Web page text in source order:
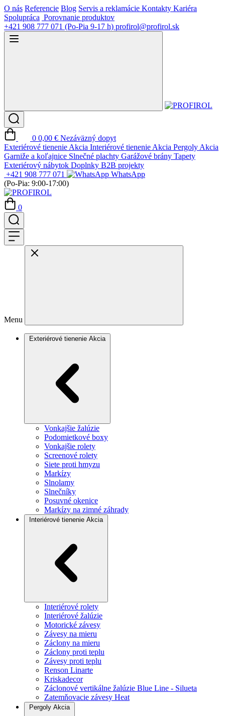
O nás Referencie Blog Servis a reklamácie Kontakty Kariéra
Spolupráca Porovnanie produktov
+421 908 777 071 (Po-Pia 9-17 h) profirol@profirol.sk
0 0,00 € Nezáväzný dopyt
Exteriérové tienenie Akcia Interiérové tienenie Akcia Pergoly Akcia
Garniže a koľajnice Slnečné plachty Garážové brány Tapety
Exteriérový nábytok Doplnky B2B projekty
+421 908 777 071
WhatsApp
(Po-Pia: 9:00-17:00)
0
Menu
Exteriérové tienenie Akcia
Vonkajšie žalúzie
Podomietkové boxy
Vonkajšie rolety
Screenové rolety
Siete proti hmyzu
Markízy
Slnolamy
Slnečníky
Posuvné okenice
Markízy na zimné záhrady
Interiérové tienenie Akcia
Interiérové rolety
Interiérové žalúzie
Motorické závesy
Závesy na mieru
Záclony na mieru
Záclony proti teplu
Závesy proti teplu
Renson Linarte
Kriskadecor
Záclonové vertikálne žalúzie Blue Line - Silueta
Zatemňovacie závesy Heat
Pergoly Akcia